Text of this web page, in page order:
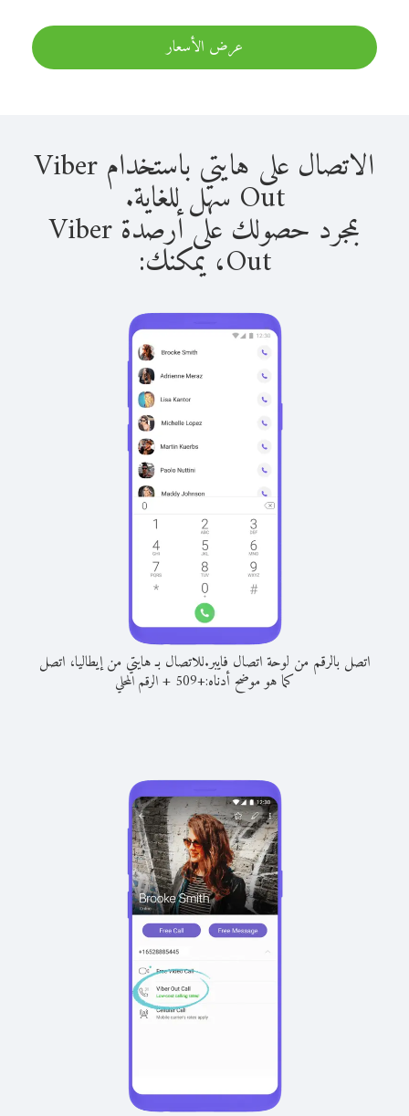
عرض الأسعار
الاتصال على هايتي باستخدام Viber
Out سهل للغاية.
بمجرد حصولك على أرصدة Viber
Out، يمكنك:
اتصل بالرقم من لوحة اتصال فايبر.للاتصال بـ هايتي من إيطاليا، اتصل
كما هو موضح أدناه:+
509
+الرقم المحلي